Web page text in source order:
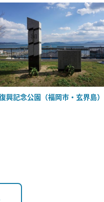
興記念公園（福岡市・玄界島）